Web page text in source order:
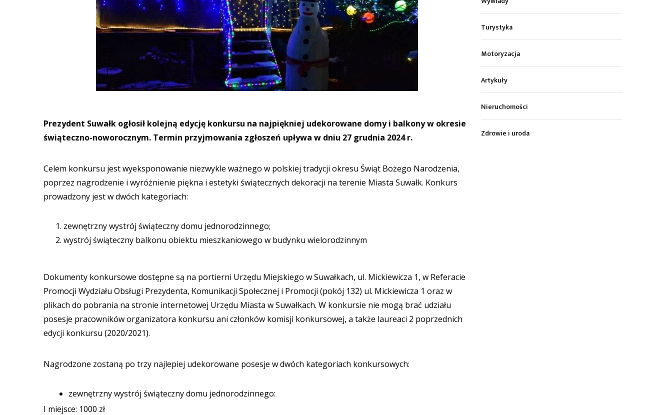
Prezydent Suwałk ogłosił kolejną edycję konkursu na najpiękniej udekorowane domy i balkony w okresie
świąteczno-noworocznym. Termin przyjmowania zgłoszeń upływa w dniu 27 grudnia 2024 r.
Celem konkursu jest wyeksponowanie niezwykle ważnego w polskiej tradycji okresu Świąt Bożego Narodzenia,
poprzez nagrodzenie i wyróżnienie piękna i estetyki świątecznych dekoracji na terenie Miasta Suwałk. Konkurs
prowadzony jest w dwóch kategoriach:
zewnętrzny wystrój świąteczny domu jednorodzinnego;
wystrój świąteczny balkonu obiektu mieszkaniowego w budynku wielorodzinnym
Dokumenty konkursowe dostępne są na portierni Urzędu Miejskiego w Suwałkach, ul. Mickiewicza 1, w Referacie
Promocji Wydziału Obsługi Prezydenta, Komunikacji Społecznej i Promocji (pokój 132) ul. Mickiewicza 1 oraz w
plikach do pobrania na stronie internetowej Urzędu Miasta w Suwałkach. W konkursie nie mogą brać udziału
posesje pracowników organizatora konkursu ani członków komisji konkursowej, a także laureaci 2 poprzednich
edycji konkursu (2020/2021).
Nagrodzone zostaną po trzy najlepiej udekorowane posesje w dwóch kategoriach konkursowych:
zewnętrzny wystrój świąteczny domu jednorodzinnego:
I miejsce: 1000 zł
Turystyka
Motoryzacja
Artykuły
Nieruchomości
Zdrowie i uroda